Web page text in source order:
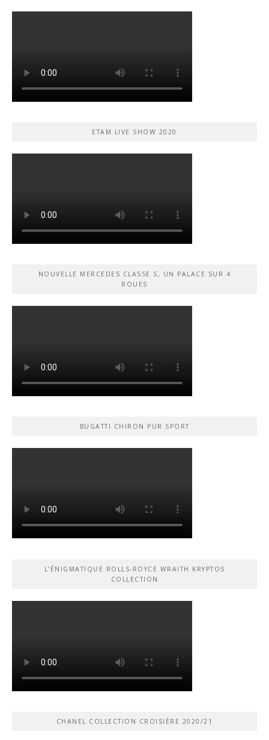
ETAM LIVE SHOW 2020
NOUVELLE MERCEDES CLASSE S, UN PALACE SUR 4
ROUES
BUGATTI CHIRON PUR SPORT
L’ÉNIGMATIQUE ROLLS-ROYCE WRAITH KRYPTOS
COLLECTION
CHANEL COLLECTION CROISIÈRE 2020/21